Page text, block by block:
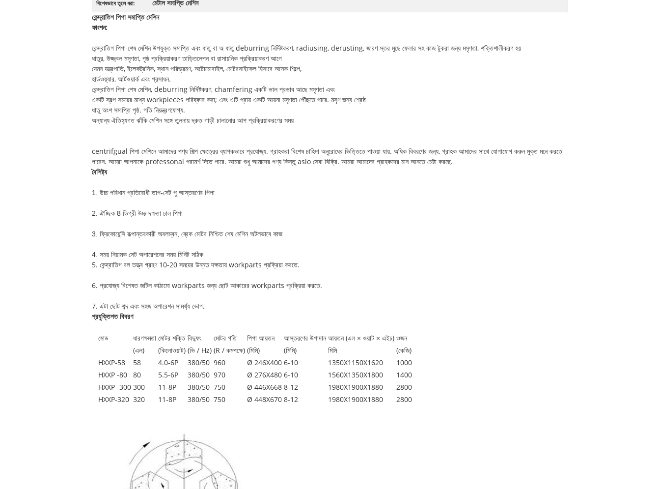
বিশেষভাবে তুলে ধরা:
মেটাল সমাপ্তি মেশিন
কেন্দ্রাতিগ পিপা সমাপ্তি মেশিন
ফাংশন:
কেন্দ্রাতিগ পিপা শেষ মেশিন উপযুক্ত সমাপ্তি এবং ধাতু বা অ ধাতু deburring নির্দিষ্টকরণ, radiusing, derusting, জারণ স্তর মুছে ফেলার সহ কাজ টুকরা জন্য মসৃণতা, শক্তিশালীকরণ হয়
ধাতুর, উজ্জ্বল মসৃণতা, পৃষ্ঠ প্রক্রিয়াকরণ তাড়িতলেপন বা রাসায়নিক প্রক্রিয়াকরণ আগে
যেমন যন্ত্রপাতি, ইলেকট্রনিক, স্থান পরিভ্রমণ, অটোমোবাইল, মোটরসাইকেল হিসাবে অনেক শিল্পে,
হার্ডওয়্যার, আর্টওয়ার্ক এবং প্রসাধন.
কেন্দ্রাতিগ পিপা শেষ মেশিন, deburring নির্দিষ্টকরণ, chamfering একটি ভাল প্রভাব আছে মসৃণতা এবং
একটি স্বল্প সময়ের মধ্যে workpieces পরিষ্কার করা; এবং এটি প্রায় একটি আয়না মসৃণতা পৌঁছতে পারে. মসৃণ জন্য শ্রেষ্ঠ
ধাতু অংশ সমাপ্তি পৃষ্ঠ. গতি নিয়ন্ত্রণযোগ্য.
অন্যান্য ঐতিহ্যগত ঝাঁকি মেশিন সঙ্গে তুলনায় দ্রুত গাড়ী চালানোর আপ প্রক্রিয়াকরণের সময়
centrifgual পিপা মেশিনে আমাদের পণ্য শিল্প ক্ষেত্রের ব্যাপকভাবে প্রযোজ্য. গ্রাহকরা বিশেষ চাহিদা অনুরোধের ভিত্তিতে পাওয়া যায়. অধিক বিবরণের জন্য, গ্রাহক আমাদের সাথে যোগাযোগ করুন মুক্ত মনে করতে
পারেন. আমরা আপনাকে professonal পরামর্শ দিতে পারে. আমরা শুধু আমাদের পণ্য কিন্তু aslo সেবা বিক্রি. আমরা আমাদের গ্রাহকদের মান আনতে চেষ্টা করছে.
বৈশিষ্ট্য
1. উচ্চ পরিধান প্রতিরোধী তাপ-সেট পু আস্তরণের পিপা
2. ঐচ্ছিক 8 ডিগ্রী উচ্চ দক্ষতা ঢাল পিপা
3. ফ্রিকোয়েন্সি রূপান্তরকারী অবলম্বন, ব্রেক মোটর নিশ্চিত শেষ মেশিন অটলভাবে কাজ
4. সময় নিয়ামক সেট অপারেশনের সময় মিনিট সঠিক
5. কেন্দ্রাতিগ বল তত্ত্ব গ্রহণ 10-20 সময়ের উন্নত দক্ষতায় workparts প্রক্রিয়া করতে.
6. প্রযোজ্য বিশেষত জটিল কাঠামো workparts জন্য ছোট আকারের workparts প্রক্রিয়া করতে.
7. এটা ছোট শব্দ এবং সহজ অপারেশন সামর্থ্য ভোগ.
প্রযুক্তিগত বিবরণ
মোড ধারণক্ষমতা মোটর শক্তি বিদ্যুৎ মোটর গতি পিপা আয়তন আস্তরণের উপাদান আয়তন (এল × ওয়াট × এইচ) ওজন
(এল)
(কিলোওয়াট) (ভি / Hz) (R / কমপক্ষে) (মিমি) (মিমি) মিমি
(কেজি)
HXXP-58
58 4.0-6P 380/50 960 Ø 246X400 6-10 1350X1150X1620
1000
HXXP -80
80 5.5-6P 380/50 970 Ø 276X480 6-10 1560X1350X1800
1400
HXXP -300 300 11-8P 380/50 750 Ø 446X668 8-12 1980X1900X1880
2800
HXXP-320 320 11-8P 380/50 750 Ø 448X670 8-12 1980X1900X1880 2800